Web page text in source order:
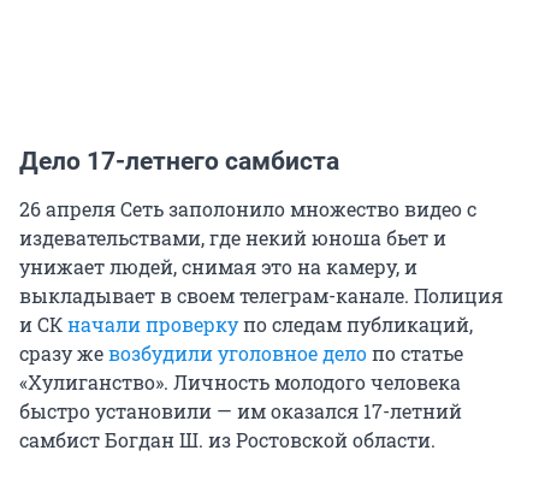
Дело 17-летнего самбиста
26 апреля Сеть заполонило множество видео с
издевательствами, где некий юноша бьет и
унижает людей, снимая это на камеру, и
выкладывает в своем телеграм-канале. Полиция
и СКначали проверкупо следам публикаций,
сразу жевозбудили уголовное делопо статье
«Хулиганство». Личность молодого человека
быстро установили — им оказался 17-летний
самбист Богдан Ш. из Ростовской области.